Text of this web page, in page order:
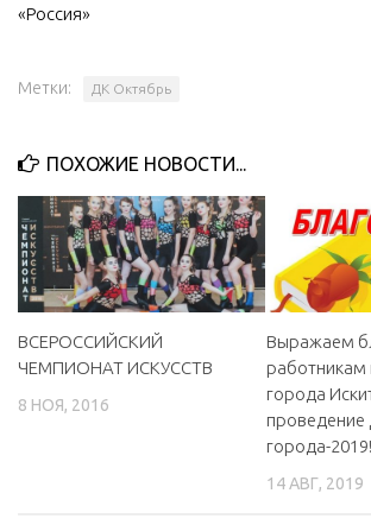
МБУК «Искитимский городской историко-
Афиша
Независимая оценка качества
Контакты
«Россия»
Метки: ДК Октябрь
ПОХОЖИЕ НОВОСТИ...
ВСЕРОССИЙСКИЙ
ЧЕМПИОНАТ ИСКУССТВ
8 НОЯ, 2016
Выражаем
работникам
города
проведение
города-2019!
14 АВГ, 2019